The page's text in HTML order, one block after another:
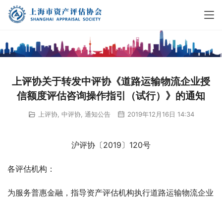
上评协关于转发中评协《道路运输物流企业授
信额度评估咨询操作指引（试行）》的通知
上评协, 中评协, 通知公告 2019年12月16日 14:34
沪评协〔2019〕120号
各评估机构：
为服务普惠金融，指导资产评估机构执行道路运输物流企业